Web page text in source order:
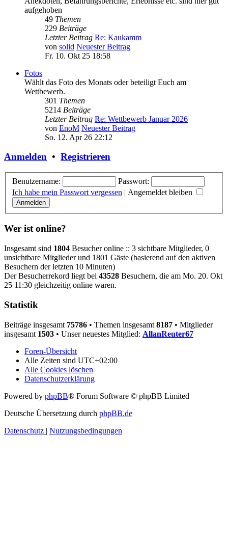
aufgehoben
49 Themen
229 Beiträge
Letzter Beitrag Re: Kaukamm
von solid Neuester Beitrag
Fr. 10. Okt 25 18:58
Fotos
Wählt das Foto des Monats oder beteiligt Euch am
Wettbewerb.
301 Themen
5214 Beiträge
Letzter Beitrag Re: Wettbewerb Januar 2026
von EnoM Neuester Beitrag
So. 12. Apr 26 22:12
Anmelden • Registrieren
Benutzername:
Passwort:
Ich habe mein Passwort vergessen | Angemeldet bleiben
Wer ist online?
Insgesamt sind 1804 Besucher online :: 3 sichtbare Mitglieder, 0
unsichtbare Mitglieder und 1801 Gäste (basierend auf den aktiven
Besuchern der letzten 10 Minuten)
Der Besucherrekord liegt bei 43528 Besuchern, die am Mo. 20. Okt
25 11:30 gleichzeitig online waren.
Statistik
Beiträge insgesamt 75786 • Themen insgesamt 8187 • Mitglieder
insgesamt 1503 • Unser neuestes Mitglied: AllanReuter67
Foren-Übersicht
Alle Zeiten sind UTC+02:00
Alle Cookies löschen
Datenschutzerklärung
Powered by phpBB® Forum Software © phpBB Limited
Deutsche Übersetzung durch phpBB.de
Datenschutz | Nutzungsbedingungen